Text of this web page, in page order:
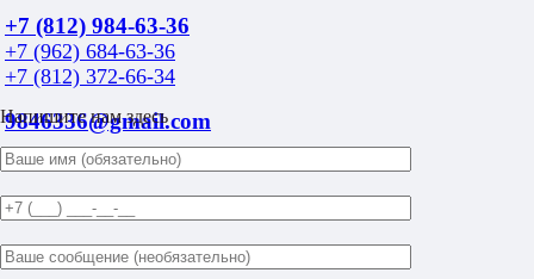
+7 (812) 984-63-36
+7 (962) 684-63-36
+7 (812) 372-66-34
9846336@gmail.com
Напишите нам здесь